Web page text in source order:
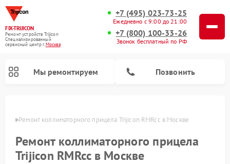
FIX-TRIJICON
Ремонт устройств Trijicon
Специализированный
cервисный центр г.Москва
+7 (495) 023-73-25
Ежедневно с 9:00 до 21:00
+7 (800) 100-33-26
Звонок бесплатный по РФ
Мы ремонтируем Позвонить
Ремонт коллиматорного прицела Trijicon RMRcc в Москве
Ремонт коллиматорного прицела
Trijicon RMRcc в Москве